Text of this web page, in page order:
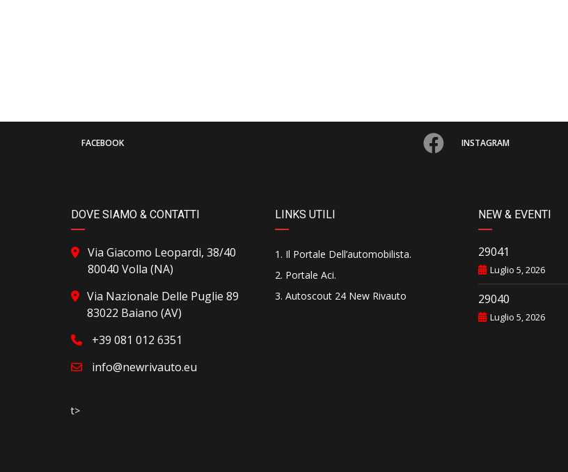
FACEBOOK INSTAGRAM
DOVE SIAMO & CONTATTI
Via Giacomo Leopardi, 38/40
80040 Volla (NA)
Via Nazionale Delle Puglie 89
83022 Baiano (AV)
+39 081 012 6351
info@newrivauto.eu
t>
LINKS UTILI
Il Portale Dell’automobilista.
Portale Aci.
Autoscout 24 New Rivauto
NEW & EVENTI
29041
Luglio 5, 2026
29040
Luglio 5, 2026